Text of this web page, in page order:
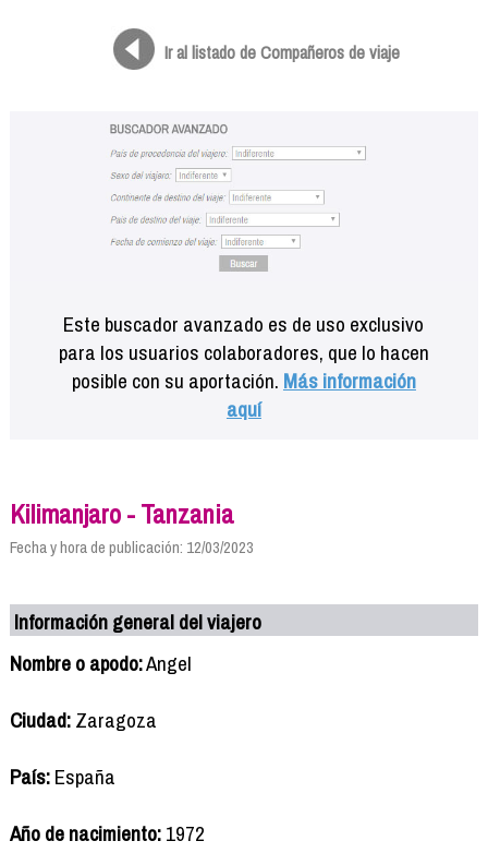
Ir al listado de Compañeros de viaje
Este buscador avanzado es de uso exclusivo
para los usuarios colaboradores, que lo hacen
posible con su aportación. Más información
aquí
Kilimanjaro - Tanzania
Fecha y hora de publicación: 12/03/2023
Información general del viajero
Nombre o apodo:Angel
Ciudad:Zaragoza
País:España
Año de nacimiento:1972